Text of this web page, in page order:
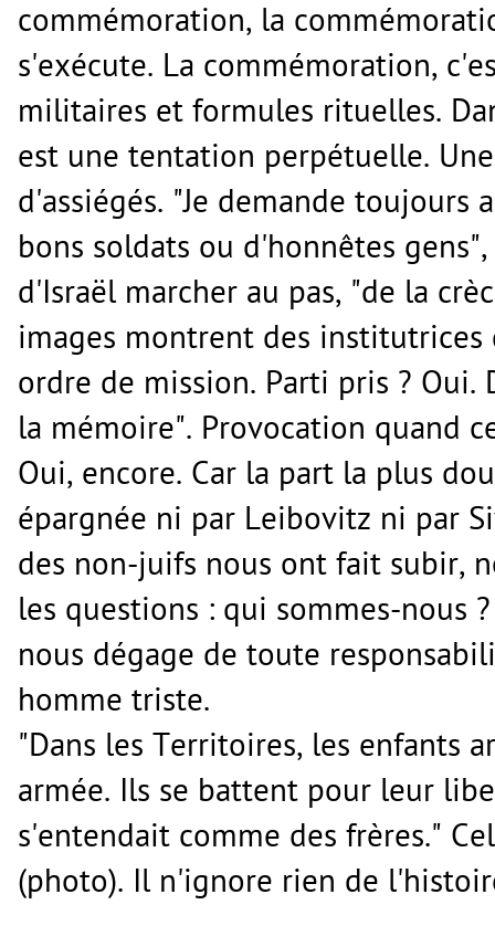
commémoration, la
s'exécute. La commémoration,
militaires et formules rituelles.
est une tentation perpétuelle.
d'assiégés. "Je demande
bons soldats ou d'honnêtes
d'Israël marcher au pas, "de la
images montrent des
ordre de mission. Parti pris ?
la mémoire". Provocation quand
Oui, encore. Car la part la plus
épargnée ni par Leibovitz ni par
des non-juifs nous ont fait subir,
les questions : qui sommes-nous
nous dégage de toute
homme triste.
"Dans les Territoires, les enfants
armée. Ils se battent pour leur
s'entendait comme des frères."
(photo). Il n'ignore rien de